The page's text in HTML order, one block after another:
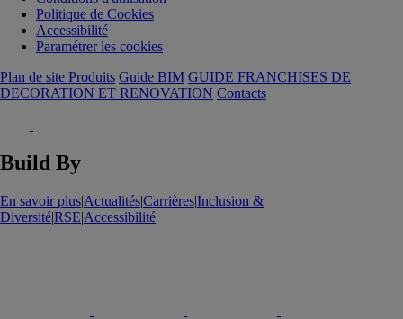
Politique de Cookies
Accessibilité
Paramétrer les cookies
Plan de site Produits Guide BIM GUIDE FRANCHISES DE
DECORATION ET RENOVATION Contacts
Build By
En savoir plus|Actualités|Carrières|Inclusion &
Diversité|RSE|Accessibilité